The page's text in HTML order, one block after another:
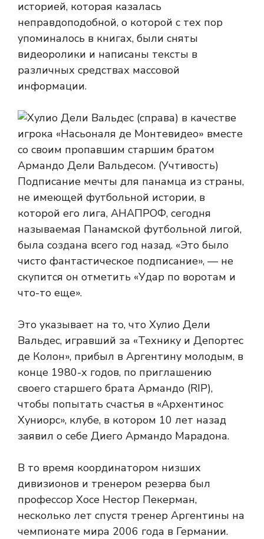
историей, которая казалась
неправдоподобной, о которой с тех пор
упоминалось в книгах, были сняты
видеоролики и написаны тексты в
различных средствах массовой
информации.
Подписание мечты для панамца из страны,
не имеющей футбольной истории, в
которой его лига, АНАПРОФ, сегодня
называемая Панамской футбольной лигой,
была создана всего год назад. «Это было
чисто фантастическое подписание», — не
скупится он отметить «Удар по воротам и
что-то еще».
Это указывает на то, что Хулио Дели
Вальдес, игравший за «Технику и Депортес
де Колон», прибыл в Аргентину молодым, в
конце 1980-х годов, по приглашению
своего старшего брата Армандо (RIP),
чтобы попытать счастья в «Архентинос
Хуниорс», клубе, в котором 10 лет назад
заявил о себе Диего Армандо Марадона.
В то время координатором низших
дивизионов и тренером резерва был
профессор Хосе Нестор Пекерман,
несколько лет спустя тренер Аргентины на
чемпионате мира 2006 года в Германии.